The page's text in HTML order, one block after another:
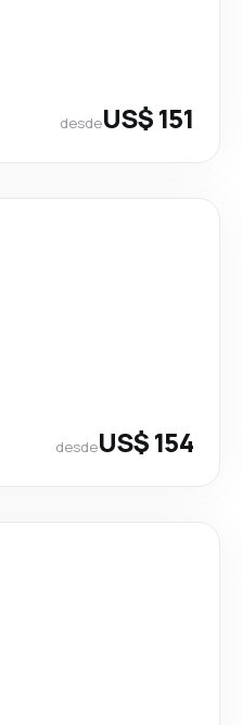
desdeUS$ 151
desdeUS$ 154